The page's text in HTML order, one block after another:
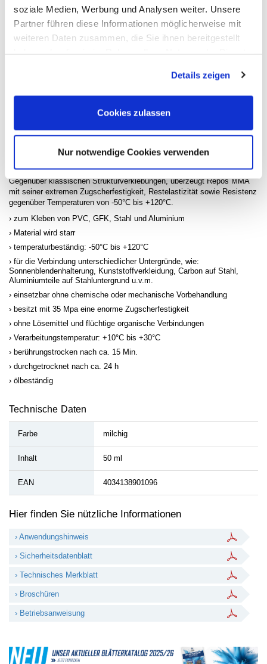
soziale Medien, Werbung und Analysen weiter. Unsere
Partner führen diese Informationen möglicherweise mit
weiteren Daten zusammen, die Sie ihnen bereitgestellt
Cookies, wenn Sie unsere Webseite weiterhin nutzen.
Details zeigen
Cookies zulassen
Nur notwendige Cookies verwenden
2-K-Strukturklebstoff auf Methyl-Methacrylatester-Basis. Ideal für
Metallverbindungen, schwer zu verklebende Kunst -und Verbundstoffe.
Gegenüber klassischen Strukturverklebungen, überzeugt Repos MMA
mit seiner extremen Zugscherfestigkeit, Restelastizität sowie Resistenz
gegenüber Temperaturen von -50°C bis +120°C.
zum Kleben von PVC, GFK, Stahl und Aluminium
Material wird starr
temperaturbeständig: -50°C bis +120°C
für die Verbindung unterschiedlicher Untergründe, wie:
Sonnenblendenhalterung, Kunststoffverkleidung, Carbon auf Stahl,
Aluminiumteile auf Stahluntergrund u.v.m.
einsetzbar ohne chemische oder mechanische Vorbehandlung
besitzt mit 35 Mpa eine enorme Zugscherfestigkeit
ohne Lösemittel und flüchtige organische Verbindungen
Verarbeitungstemperatur: +10°C bis +30°C
berührungstrocken nach ca. 15 Min.
durchgetrocknet nach ca. 24 h
ölbeständig
Technische Daten
Farbe milchig
Inhalt 50 ml
EAN 4034138901096
Hier finden Sie nützliche Informationen
› Anwendungshinweis
› Sicherheitsdatenblatt
› Technisches Merkblatt
› Broschüren
› Betriebsanweisung